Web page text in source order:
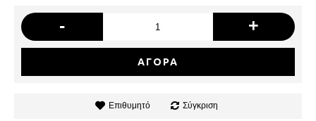
- +
ΑΓΟΡΆ
Επιθυμητό Σύγκριση